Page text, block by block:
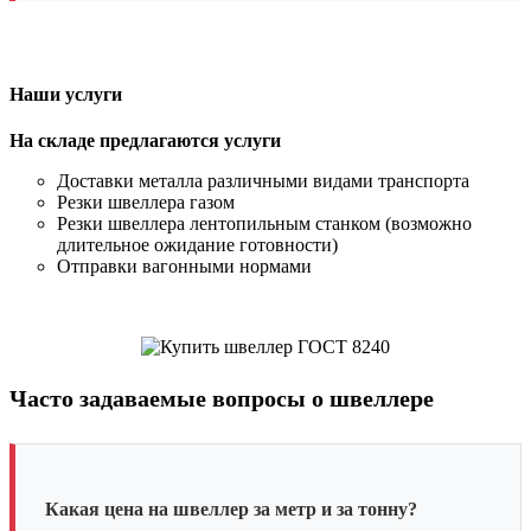
Наши услуги
На складе предлагаются услуги
Доставки металла различными видами транспорта
Резки швеллера газом
Резки швеллера лентопильным станком (возможно
длительное ожидание готовности)
Отправки вагонными нормами
Часто задаваемые вопросы о швеллере
Какая цена на швеллер за метр и за тонну?